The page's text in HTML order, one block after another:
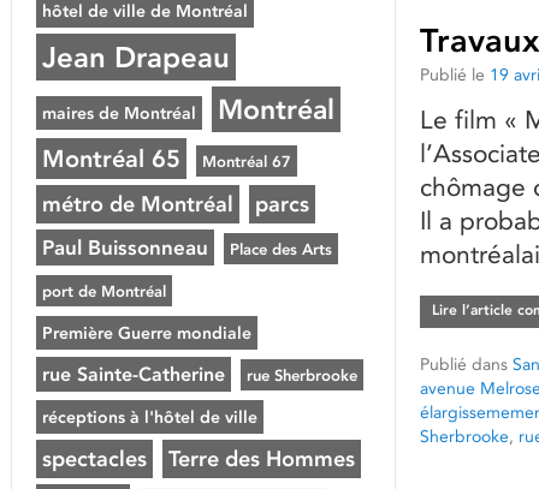
Publié le 19
Le film «
chômage
Il a
Lire l’article
Publié dans
avenue
Sherbrooke,
hôtel de ville de Montréal
Jean Drapeau
maires de Montréal Montréal
Montréal 65 Montréal 67
métro de Montréal parcs
Paul Buissonneau Place des Arts
port de Montréal
Première Guerre mondiale
rue Sainte-Catherine rue Sherbrooke
réceptions à l'hôtel de ville
spectacles Terre des Hommes